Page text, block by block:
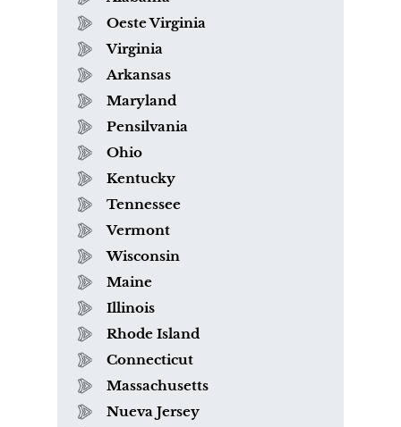
Oeste Virginia
Virginia
Arkansas
Maryland
Pensilvania
Ohio
Kentucky
Tennessee
Vermont
Wisconsin
Maine
Illinois
Rhode Island
Connecticut
Massachusetts
Nueva Jersey